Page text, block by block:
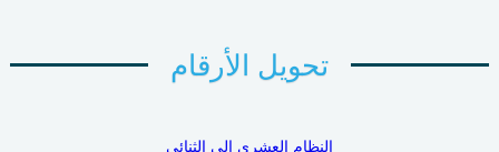
تحويل الأرقام
النظام العشري إلى الثنائي